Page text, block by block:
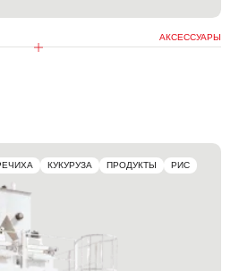
АКСЕССУАРЫ
КУКУРУЗА ПРОДУКТЫ
РИС